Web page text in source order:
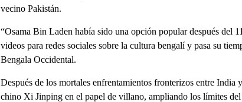
vecino Pakistán.
“Osama Bin Laden había sido una opción popular después del
videos para redes sociales sobre la cultura bengalí y pasa su
Bengala Occidental.
Después de los mortales enfrentamientos fronterizos entre India
chino Xi Jinping en el papel de villano, ampliando los límites